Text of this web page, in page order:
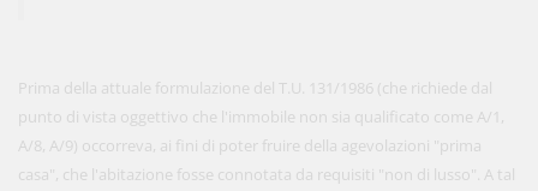
Prima della attuale formulazione del T.U. 131/1986 (che richiede dal
punto di vista oggettivo che l'immobile non sia qualificato come A/1,
A/8, A/9) occorreva, ai fini di poter fruire della agevolazioni "prima
casa", che l'abitazione fosse connotata da requisiti "non di lusso". A tal
anziché570.00€, risparmi il 21%!
Acquista ora